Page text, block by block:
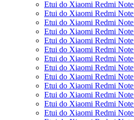
Etui do Xiaomi Redmi
Etui do Xiaomi Redmi
Etui do Xiaomi Redmi
Etui do Xiaomi Redmi
Etui do Xiaomi Redmi
Etui do Xiaomi Redmi
Etui do Xiaomi Redmi
Etui do Xiaomi Redmi
Etui do Xiaomi Redmi
Etui do Xiaomi Redmi
Etui do Xiaomi Redmi
Etui do Xiaomi Redmi
Etui do Xiaomi Redmi